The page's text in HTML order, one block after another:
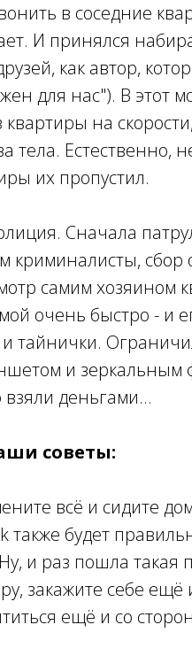
в соседние
И принялся
как автор,
для нас"). В этот
на
тела. Естественно,
их пропустил.
Сначала
криминалисты, сбор
самим хозяином
очень быстро - и
тайнички.
и зеркальным
взяли деньгами...
советы:
всё и сидите
также будет
и раз пошла такая
закажите себе ещё
ещё и со